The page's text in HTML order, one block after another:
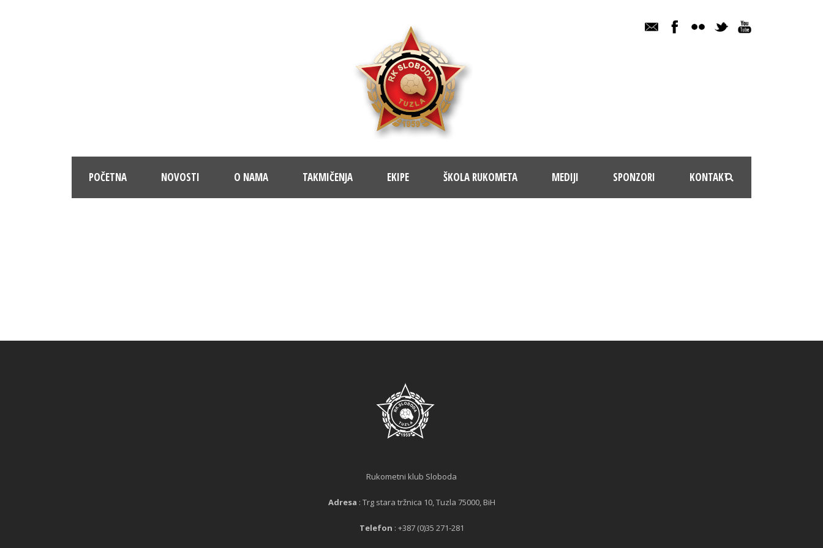
POČETNA NOVOSTI O NAMA TAKMIČENJA EKIPE ŠKOLA RUKOMETA MEDIJI SPONZORI KONTAKT
Rukometni klub Sloboda
Adresa : Trg stara tržnica 10, Tuzla 75000, BiH
Telefon : +387 (0)35 271-281